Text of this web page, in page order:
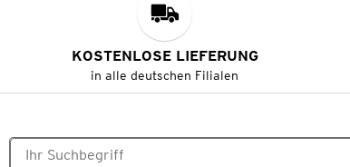
KOSTENLOSE LIEFERUNG
in alle deutschen Filialen